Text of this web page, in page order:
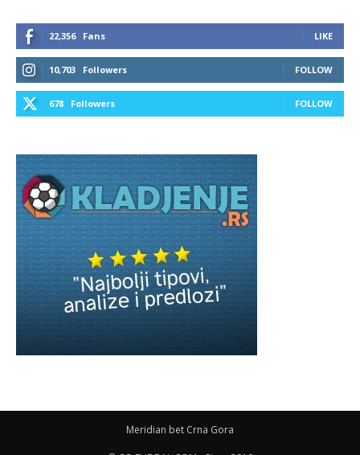
22,356 Fans LIKE
10,703 Followers FOLLOW
678 Followers FOLLOW
Meridian bet Crna Gora